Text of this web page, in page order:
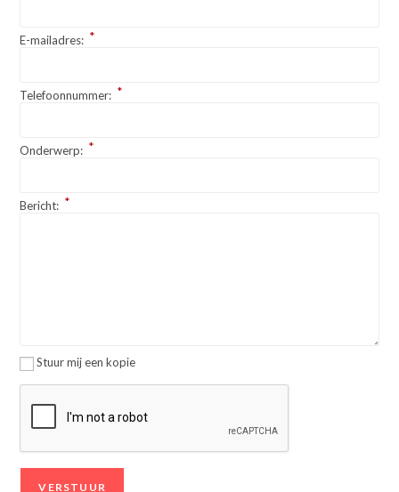
E-mailadres: *
Telefoonnummer: *
Onderwerp: *
Bericht: *
Stuur mij een kopie